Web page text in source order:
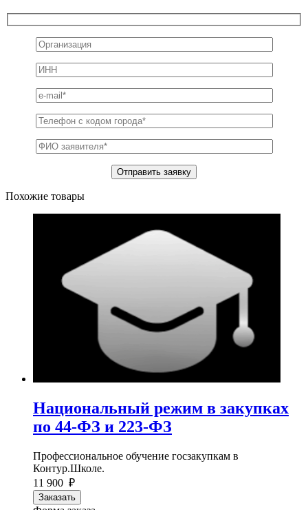
Похожие товары
Национальный режим в закупках
по 44‑ФЗ и 223‑ФЗ
Профессиональное обучение госзакупкам в
Контур.Школе.
11 900 ₽
Заказать